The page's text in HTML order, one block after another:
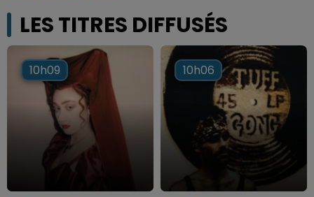
LES TITRES DIFFUSÉS
10h09
10h09 10h06
10h06